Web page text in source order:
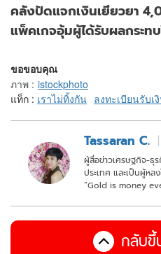
คลังปัดแจกเงินเยียวยา
แพ็คเกจอุ้มผู้ได้รับผลกระท
ขอขอบคุณ
ภาพ : istockphoto
แท็ก : เราไม่ทิ้งกัน ลงทะเบียนรับเ
Tassaran C.
ผู้สื่อข่าวเศรษฐกิจ-ธุ
ประเทศ และเป็นผู้หล
“Gold is money
กลับขึ้